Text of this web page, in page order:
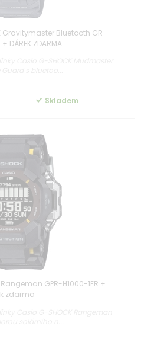
Gravitymaster Bluetooth GR-
DÁREK ZDARMA
Skladem
GPR-H1000-1ER +
zdarma